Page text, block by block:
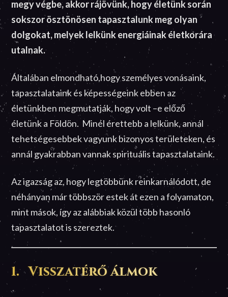
megy végbe, akkor rájövünk, hogy életünk során
sokszor ösztönösen tapasztalunk meg olyan
dolgokat, melyek lelkünk energiáinak életkorára
utalnak.
Általában elmondható,hogy személyes vonásaink,
tapasztalataink és képességeink ebben az
életünkben megmutatják, hogy volt –e előző
életünk a Földön. Minél érettebb a lelkünk, annál
tehetségesebbek vagyunk bizonyos területeken, és
annál gyakrabban vannak spirituális tapasztalataink.
Az igazság az, hogy legtöbbünk reinkarnálódott, de
néhányan már többször estek át ezen a folyamaton,
mint mások, így az alábbiak közül több hasonló
tapasztalatot is szereztek.
1. Visszatérő álmok